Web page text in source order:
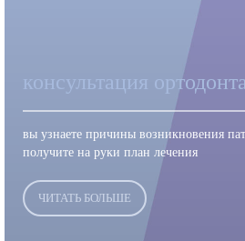
консультация ортодонта
вы узнаете причины возникновения
получите на руки план лечения
ЧИТАТЬ БОЛЬШЕ